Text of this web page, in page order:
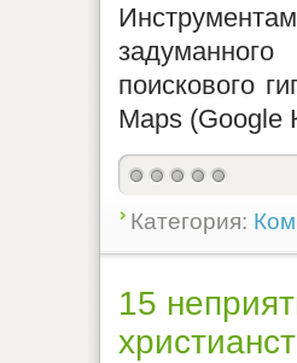
поискового
Maps (Google
Категория:
15